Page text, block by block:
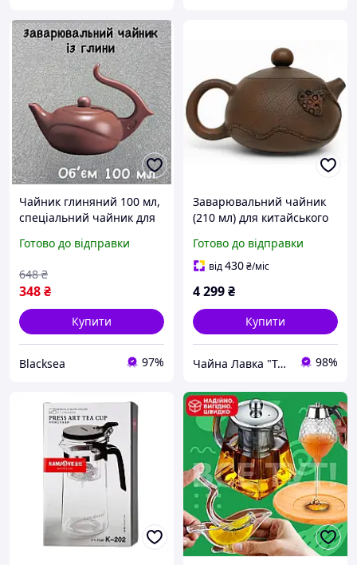
Чайник глиняний 100 мл,
спеціальний чайник для
чаю, традиційний
Готово до відправки
348₴
648 ₴
Купити
Blacksea 97%
Заварювальний чайник
(210 мл) для китайського
цзяншуйська глина
Готово до відправки
від430₴/міс
4 299₴
Купити
Чайна Лавка "Tea warrior" teawarrior.ua 98%